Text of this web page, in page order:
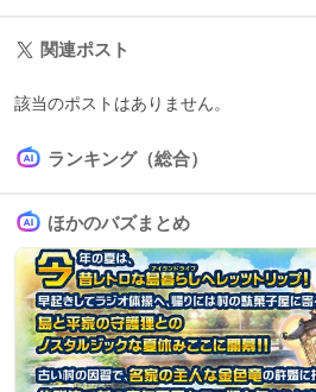
関連ポスト
該当のポストはありません。
ランキング（総合）
ほかのバズまとめ